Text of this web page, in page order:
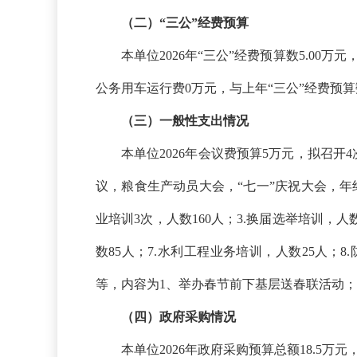
（二） “三公”经费预算
本单位2026年“三公”经费预算数5.00万
公务用车运行费0万元，与上年“三公”经费预
（三）一般性支出情况
本单位2026年会议费预算5万元，拟召开4
议，粮食生产动员大会，“七一”庆祝大会，
业培训3次 ，人数160 人 ；3.换届选举培训，人
数85 人 ； 7.水利工程业务培训， 人数25人 ；8.
等 ，内容为1、举办春节前下基层送春联活动
（四）政府采购情况
本单位2026年政府采购预算总额18.5万元